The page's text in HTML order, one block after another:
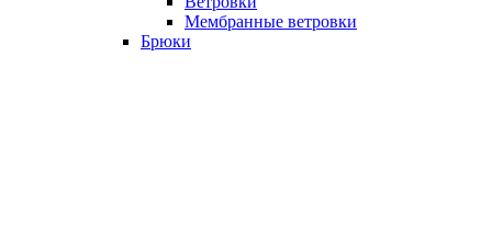
Мембранные ветровки
Брюки